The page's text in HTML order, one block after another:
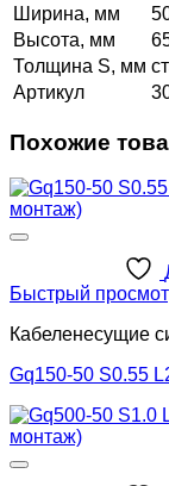
Ширина, мм
Высота, мм
Толщина S, мм
Артикул
Похожие
Быстрый
Кабеленесущие
Gq150-50 S0.55